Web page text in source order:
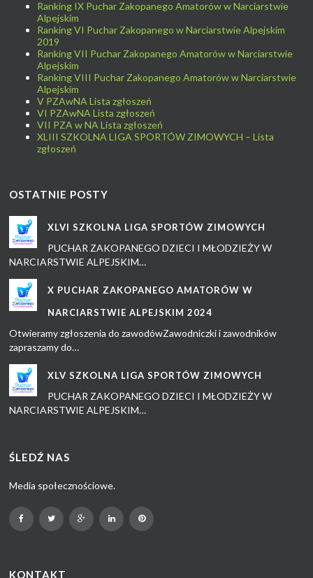
Ranking IX Puchar Zakopanego Amatorów w Narciarstwie
Alpejskim
Ranking VI Puchar Zakopanego w Narciarstwie Alpejskim
2019
Ranking VII Puchar Zakopanego Amatorów w Narciarstwie
Alpejskim
Ranking VIII Puchar Zakopanego Amatorów w Narciarstwie
Alpejskim
V PZAwNA Lista zgłoszeń
VI PZAwNA Lista zgłoszeń
VII PZA w NA Lista zgłoszeń
XLIII SZKOLNA LIGA SPORTÓW ZIMOWYCH – Lista
zgłoszeń
OSTATNIE POSTY
XLVI SZKOLNA LIGA SPORTÓW ZIMOWYCH
PUCHAR ZAKOPANEGO DZIECI I MŁODZIEŻY W
NARCIARSTWIE ALPEJSKIM…
X PUCHAR ZAKOPANEGO AMATORÓW W
NARCIARSTWIE ALPEJSKIM 2024
Otwieramy zgłoszenia do zawodówZawodniczki i zawodników
zapraszamy do…
XLV SZKOLNA LIGA SPORTÓW ZIMOWYCH
PUCHAR ZAKOPANEGO DZIECI I MŁODZIEŻY W
NARCIARSTWIE ALPEJSKIM…
ŚLEDŹ NAS
Media społecznościowe.
KONTAKT